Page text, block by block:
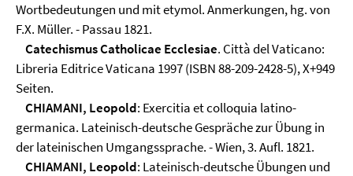
Wortbedeutungen und mit etymol. Anmerkungen, hg. von
F.X. Müller. - Passau 1821.
Catechismus Catholicae Ecclesiae. Città del Vaticano:
Libreria Editrice Vaticana 1997 (ISBN 88-209-2428-5), X+949
Seiten.
CHIAMANI, Leopold: Exercitia et colloquia latino-
germanica. Lateinisch-deutsche Gespräche zur Übung in
der lateinischen Umgangssprache. - Wien, 3. Aufl. 1821.
CHIAMANI, Leopold: Lateinisch-deutsche Übungen und